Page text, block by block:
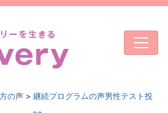
の声 > 継続プログラムの声男性テスト投